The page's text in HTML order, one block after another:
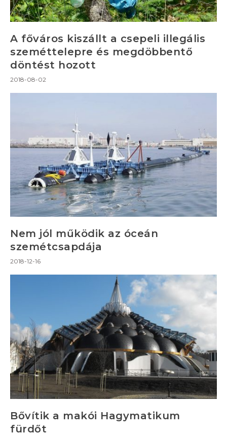
A főváros kiszállt a csepeli illegális
szeméttelepre és megdöbbentő
döntést hozott
2018-08-02
Nem jól működik az óceán
szemétcsapdája
2018-12-16
Bővítik a makói Hagymatikum
fürdőt